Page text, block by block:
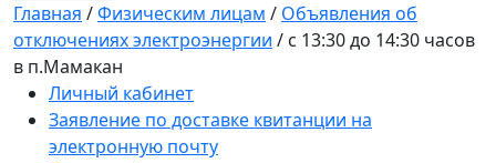
Главная /Физическим лицам / Объявления об
отключениях электроэнергии / с 13:30 до 14:30 часов
в п.Мамакан
Личный кабинет
Заявление по доставке квитанции на
электронную почту